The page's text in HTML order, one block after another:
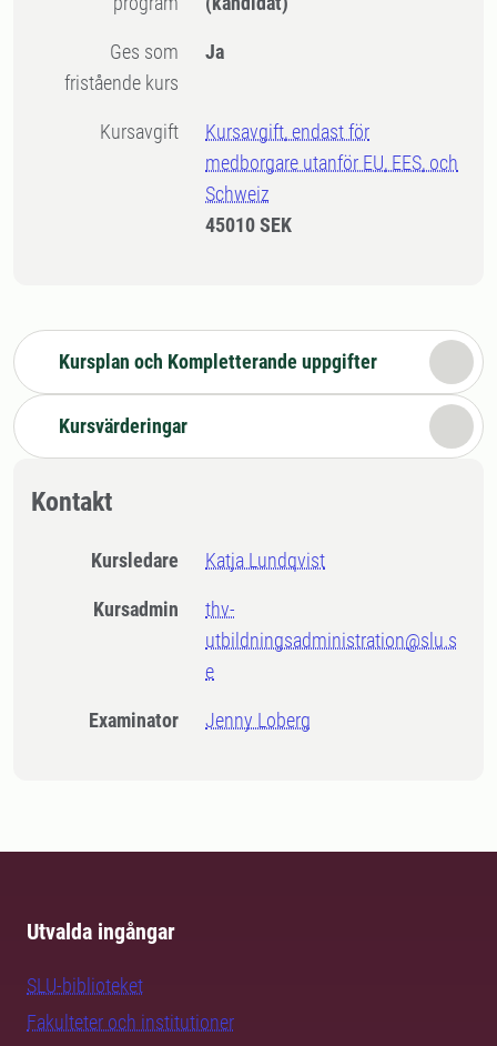
Ges som
fristående kurs
Ja
Kursavgift
Kursavgift, endast för
medborgare utanför EU, EES, och
Schweiz
45010 SEK
Kursplan och Kompletterande uppgifter
Kursvärderingar
Kontakt
Kursledare Katja Lundqvist
Kursadmin
thv-
utbildningsadministration@slu.s
e
Examinator Jenny Loberg
Utvalda ingångar
SLU-biblioteket
Fakulteter och institutioner